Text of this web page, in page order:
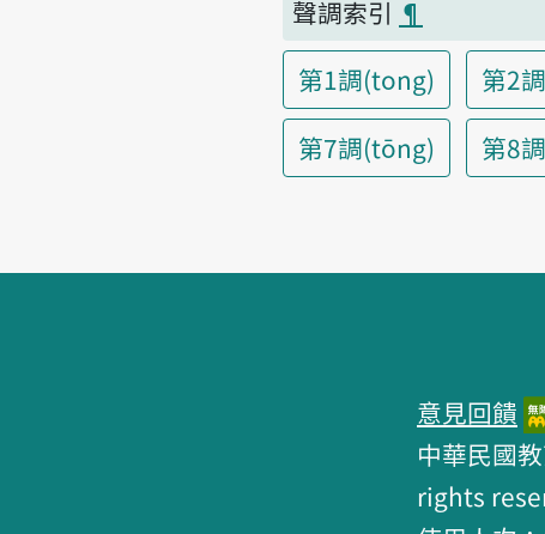
聲調索引 ¶
第1調(tong)
第2
第7調(tōng)
第8
意見回饋
中華民國
rights